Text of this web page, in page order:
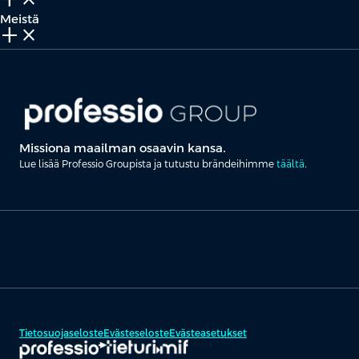
Meistä
add_2 close
Missiona maailman osaavin kansa.
Lue lisää Professio Groupista ja tutustu brändeihimme täältä.
TietosuojaselosteEvästeselosteEvästeasetukset